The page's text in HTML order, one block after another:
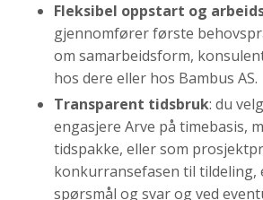
Fleksibel oppstart og
gjennomfører første
om samarbeidsform,
hos dere eller hos Bambus AS.
Transparent tidsbruk: du
engasjere Arve på timebasis,
tidspakke, eller som
konkurransefasen til tildeling,
spørsmål og svar og ved